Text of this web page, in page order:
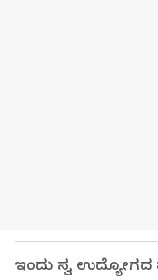
ಇಂದು ಸ್ವ ಉದ್ಯೋಗದ